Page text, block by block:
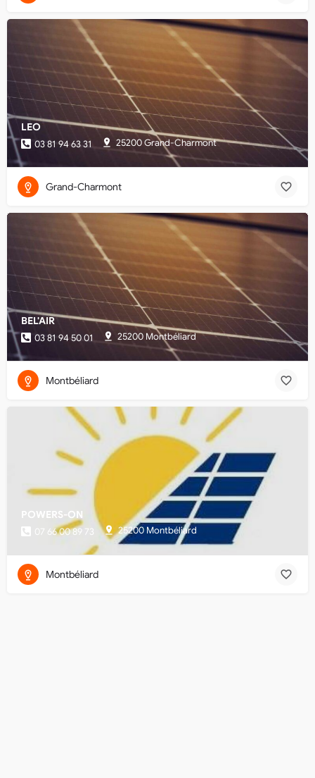
LEO
03 81 94 63 31 25200 Grand-Charmont
Grand-Charmont
BEL'AIR
03 81 94 50 01 25200 Montbéliard
Montbéliard
POWERS-ON
07 66 00 89 73 25200 Montbéliard
Montbéliard